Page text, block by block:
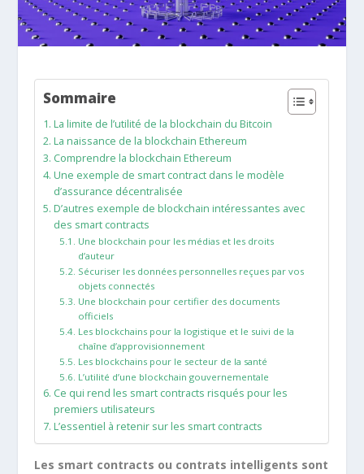
Sommaire
La limite de l’utilité de la blockchain du Bitcoin
La naissance de la blockchain Ethereum
Comprendre la blockchain Ethereum
Une exemple de smart contract dans le modèle
d’assurance décentralisée
D’autres exemple de blockchain intéressantes avec
des smart contracts
Une blockchain pour les médias et les droits
d’auteur
Sécuriser les données personnelles reçues par vos
objets connectés
Une blockchain pour certifier des documents
officiels
Les blockchains pour la logistique et le suivi de la
chaîne d’approvisionnement
Les blockchains pour le secteur de la santé
L’utilité d’une blockchain gouvernementale
Ce qui rend les smart contracts risqués pour les
premiers utilisateurs
L’essentiel à retenir sur les smart contracts
Les smart contracts ou contrats intelligents sont